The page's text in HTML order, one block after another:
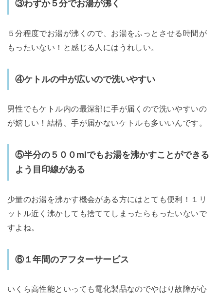
③わずか５分でお湯が沸く
５分程度でお湯が沸くので、お湯をふっとさせる時間が
もったいない！と感じる人にはうれしい。
④ケトルの中が広いので洗いやすい
男性でもケトル内の最深部に手が届くので洗いやすいの
が嬉しい！結構、手が届かないケトルも多いいんです。
⑤半分の５００mlでもお湯を沸かすことができる
よう目印線がある
少量のお湯を沸かす機会がある方にはとても便利！１リ
ットル近く沸かしても捨ててしまったらもったいないで
すよね。
⑥１年間のアフターサービス
いくら高性能といっても電化製品なのでやはり故障が心